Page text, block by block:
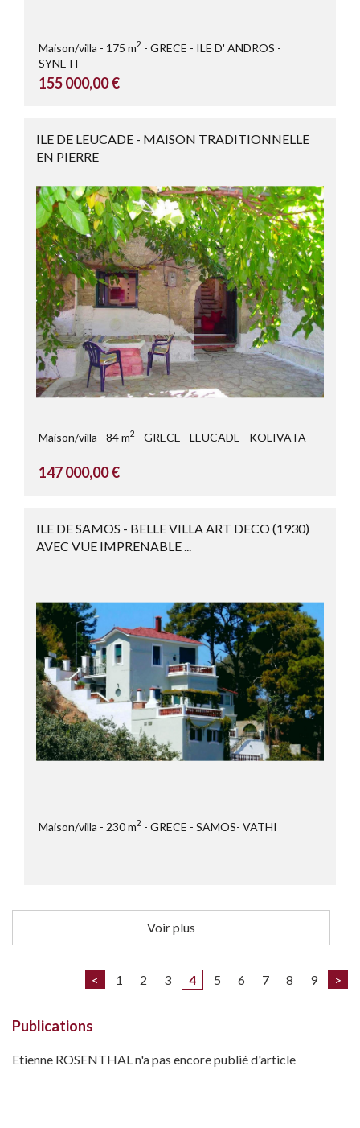
Maison/villa 175 m2 GRECE
ILE D' ANDROS -
SYNETI
155 000,00 €
ILE DE LEUCADE - MAISON TRADITIONNELLE
EN PIERRE
Maison/villa 84 m2 GRECE LEUCADE - KOLIVATA
147 000,00 €
ILE DE SAMOS - BELLE VILLA ART DECO (1930)
AVEC VUE IMPRENABLE ...
Maison/villa 230 m2 GRECE SAMOS- VATHI
Voir plus
< 1 2 3 4 5 6 7 8 9 >
Publications
Etienne ROSENTHAL n'a pas encore publié d'article